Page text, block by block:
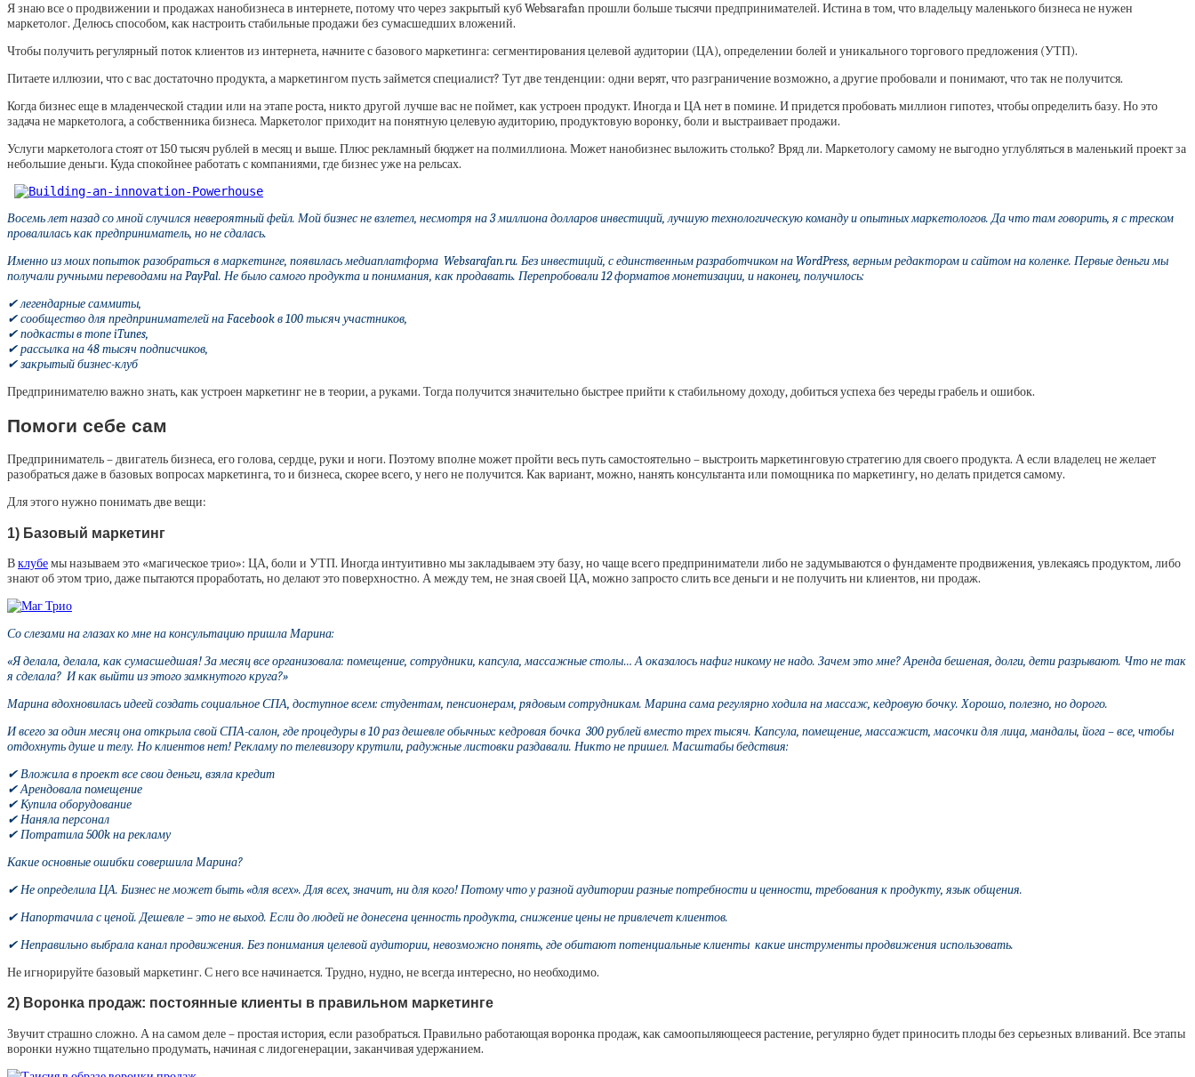
Я знаю все о продвижении и продажах нанобизнеса в интернете, потому что через закрытый куб Websarafan прошли больше тысячи предпринимателей. Истина в том, что владельцу маленького бизнеса не нужен
маркетолог. Делюсь способом, как настроить стабильные продажи без сумасшедших вложений.
Чтобы получить регулярный поток клиентов из интернета, начните с базового маркетинга: сегментирования целевой аудитории (ЦА), определении болей и уникального торгового предложения (УТП).
Питаете иллюзии, что с вас достаточно продукта, а маркетингом пусть займется специалист? Тут две тенденции: одни верят, что разграничение возможно, а другие пробовали и понимают, что так не получится.
Когда бизнес еще в младенческой стадии или на этапе роста, никто другой лучше вас не поймет, как устроен продукт. Иногда и ЦА нет в помине. И придется пробовать миллион гипотез, чтобы определить базу. Но это
задача не маркетолога, а собственника бизнеса. Маркетолог приходит на понятную целевую аудиторию, продуктовую воронку, боли и выстраивает продажи.
Услуги маркетолога стоят от 150 тысяч рублей в месяц и выше. Плюс рекламный бюджет на полмиллиона. Может нанобизнес выложить столько? Вряд ли. Маркетологу самому не выгодно углубляться в маленький проект за
небольшие деньги. Куда спокойнее работать с компаниями, где бизнес уже на рельсах.
Восемь лет назад со мной случился невероятный фейл. Мой бизнес не взлетел, несмотря на 3 миллиона долларов инвестиций, лучшую технологическую команду и опытных маркетологов. Да что там говорить, я с треском
провалилась как предприниматель, но не сдалась.
Именно из моих попыток разобраться в маркетинге, появилась медиаплатформа Websarafan.ru. Без инвестиций, с единственным разработчиком на WordPress, верным редактором и сайтом на коленке. Первые деньги мы
получали ручными переводами на PayPal. Не было самого продукта и понимания, как продавать. Перепробовали 12 форматов монетизации, и наконец, получилось:
✔ легендарные саммиты,
✔ сообщество для предпринимателей на Facebook в 100 тысяч участников,
✔ подкасты в топе iTunes,
✔ рассылка на 48 тысяч подписчиков,
✔ закрытый бизнес-клуб
Предпринимателю важно знать, как устроен маркетинг не в теории, а руками. Тогда получится значительно быстрее прийти к стабильному доходу, добиться успеха без череды грабель и ошибок.
Помоги себе сам
Предприниматель – двигатель бизнеса, его голова, сердце, руки и ноги. Поэтому вполне может пройти весь путь самостоятельно – выстроить маркетинговую стратегию для своего продукта. А если владелец не желает
разобраться даже в базовых вопросах маркетинга, то и бизнеса, скорее всего, у него не получится. Как вариант, можно, нанять консультанта или помощника по маркетингу, но делать придется самому.
Для этого нужно понимать две вещи:
1) Базовый маркетинг
Вклубемы называем это «магическое трио»: ЦА, боли и УТП. Иногда интуитивно мы закладываем эту базу, но чаще всего предприниматели либо не задумываются о фундаменте продвижения, увлекаясь продуктом, либо
знают об этом трио, даже пытаются проработать, но делают это поверхностно. А между тем, не зная своей ЦА, можно запросто слить все деньги и не получить ни клиентов, ни продаж.
Со слезами на глазах ко мне на консультацию пришла Марина:
«Я делала, делала, как сумасшедшая! За месяц все организовала: помещение, сотрудники, капсула, массажные столы… А оказалось нафиг никому не надо. Зачем это мне? Аренда бешеная, долги, дети разрывают. Что не так
я сделала? И как выйти из этого замкнутого круга?»
Марина вдохновилась идеей создать социальное СПА, доступное всем: студентам, пенсионерам, рядовым сотрудникам. Марина сама регулярно ходила на массаж, кедровую бочку. Хорошо, полезно, но дорого.
И всего за один месяц она открыла свой СПА-салон, где процедуры в 10 раз дешевле обычных: кедровая бочка 300 рублей вместо трех тысяч. Капсула, помещение, массажист, масочки для лица, мандалы, йога – все, чтобы
отдохнуть душе и телу. Но клиентов нет! Рекламу по телевизору крутили, радужные листовки раздавали. Никто не пришел. Масштабы бедствия:
✔ Вложила в проект все свои деньги, взяла кредит
✔ Арендовала помещение
✔ Купила оборудование
✔ Наняла персонал
✔ Потратила 500k на рекламу
Какие основные ошибки совершила Марина?
✔ Не определила ЦА. Бизнес не может быть «для всех». Для всех, значит, ни для кого! Потому что у разной аудитории разные потребности и ценности, требования к продукту, язык общения.
✔ Напортачила с ценой. Дешевле – это не выход. Если до людей не донесена ценность продукта, снижение цены не привлечет клиентов.
✔ Неправильно выбрала канал продвижения. Без понимания целевой аудитории, невозможно понять, где обитают потенциальные клиенты какие инструменты продвижения использовать.
Не игнорируйте базовый маркетинг. С него все начинается. Трудно, нудно, не всегда интересно, но необходимо.
2) Воронка продаж: постоянные клиенты в правильном маркетинге
Звучит страшно сложно. А на самом деле – простая история, если разобраться. Правильно работающая воронка продаж, как самоопыляющееся растение, регулярно будет приносить плоды без серьезных вливаний. Все этапы
воронки нужно тщательно продумать, начиная с лидогенерации, заканчивая удержанием.